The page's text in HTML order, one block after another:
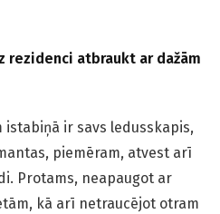
rezidenci atbraukt ar dažām
istabiņā ir savs ledusskapis,
piemēram, atvest arī
Protams, neapaugot ar
kā arī netraucējot otram